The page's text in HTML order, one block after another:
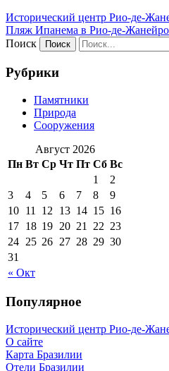
Исторический центр Рио-де-
Пляж Ипанема в Рио-де-Жанейро
Поиск
Рубрики
Памятники
Природа
Сооружения
Август 2026
Пн Вт Ср Чт Пт Сб Вс
« Окт
1
2
3
4 5 6 7 8
9
10 11 12 13 14 15 16
17 18 19 20 21 22 23
24 25 26 27 28 29 30
31
Популярное
Исторический центр Рио-де-
О сайте
Карта Бразилии
Отели Бразилии